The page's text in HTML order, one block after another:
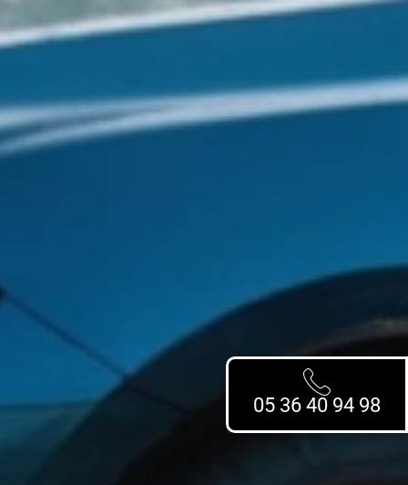
05 36 40 94 98